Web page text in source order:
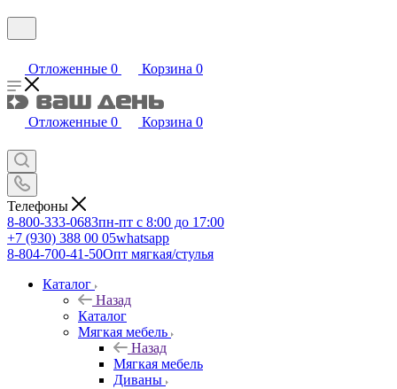
Отложенные 0 Корзина 0
Отложенные 0 Корзина 0
Телефоны
8-800-333-0683пн-пт с 8:00 до 17:00
+7 (930) 388 00 05whatsapp
8-804-700-41-50Опт мягкая/стулья
Каталог
Назад
Каталог
Мягкая мебель
Назад
Мягкая мебель
Диваны